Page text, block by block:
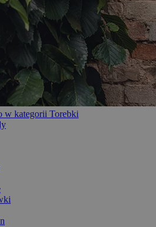
w kategorii Torebki